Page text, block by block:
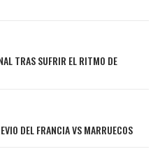
TRAS SUFRIR EL RITMO DE
DEL FRANCIA VS MARRUECOS